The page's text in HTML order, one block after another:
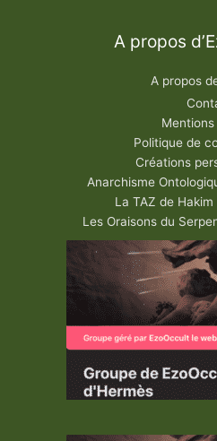
A propos
A propos
Politique de
Créations
Anarchisme
La TAZ de
Les Oraisons du